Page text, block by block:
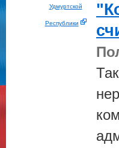
Удмуртской
Республики